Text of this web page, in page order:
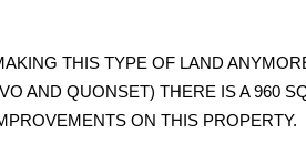
THIS TYPE OF LAND
AND QUONSET) THERE IS A 960
ON THIS PROPERTY.